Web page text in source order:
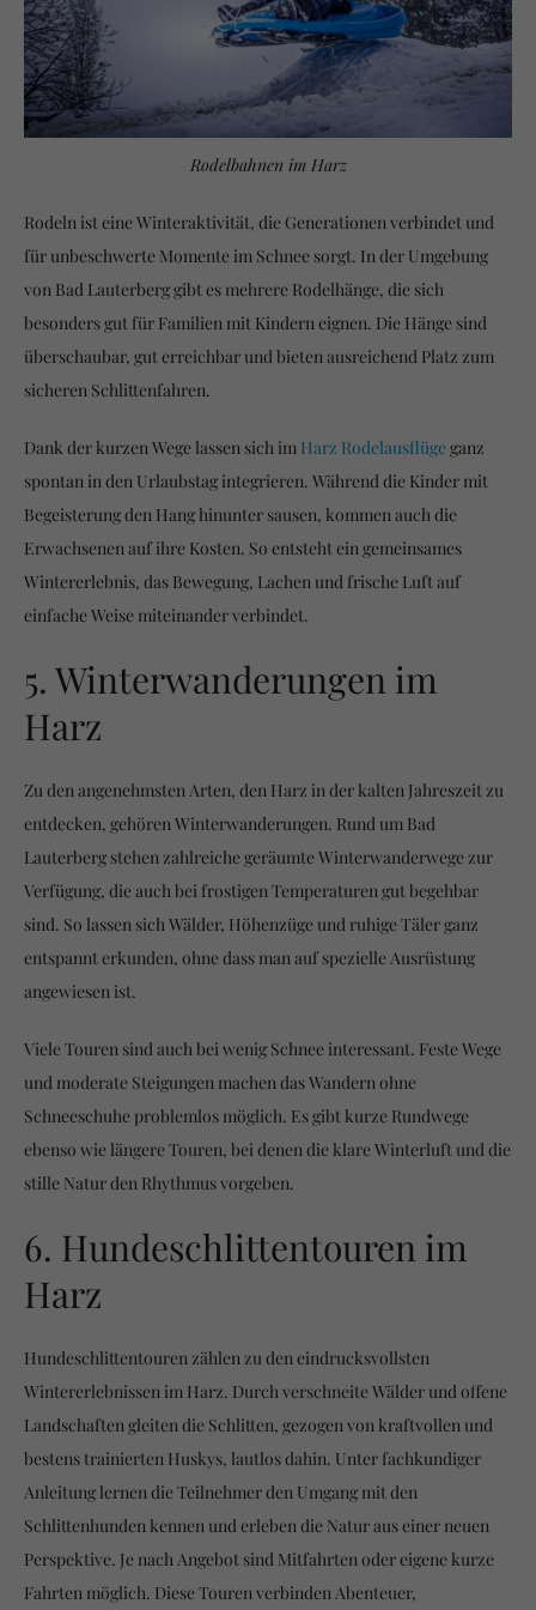
Rodelbahnen im Harz
Rodeln ist eine Winteraktivität, die Generationen verbindet und
für unbeschwerte Momente im Schnee sorgt. In der Umgebung
von Bad Lauterberg gibt es mehrere Rodelhänge, die sich
besonders gut für Familien mit Kindern eignen. Die Hänge sind
überschaubar, gut erreichbar und bieten ausreichend Platz zum
sicheren Schlittenfahren.
Dank der kurzen Wege lassen sich im Harz Rodelausflügeganz
spontan in den Urlaubstag integrieren. Während die Kinder mit
Begeisterung den Hang hinunter sausen, kommen auch die
Erwachsenen auf ihre Kosten. So entsteht ein gemeinsames
Wintererlebnis, das Bewegung, Lachen und frische Luft auf
einfache Weise miteinander verbindet.
5. Winterwanderungen im
Harz
Zu den angenehmsten Arten, den Harz in der kalten Jahreszeit zu
entdecken, gehören Winterwanderungen. Rund um Bad
Lauterberg stehen zahlreiche geräumte Winterwanderwege zur
Verfügung, die auch bei frostigen Temperaturen gut begehbar
sind. So lassen sich Wälder, Höhenzüge und ruhige Täler ganz
entspannt erkunden, ohne dass man auf spezielle Ausrüstung
angewiesen ist.
Viele Touren sind auch bei wenig Schnee interessant. Feste Wege
und moderate Steigungen machen das Wandern ohne
Schneeschuhe problemlos möglich. Es gibt kurze Rundwege
ebenso wie längere Touren, bei denen die klare Winterluft und die
stille Natur den Rhythmus vorgeben.
6. Hundeschlittentouren im
Harz
Hundeschlittentouren zählen zu den eindrucksvollsten
Wintererlebnissen im Harz. Durch verschneite Wälder und offene
Landschaften gleiten die Schlitten, gezogen von kraftvollen und
bestens trainierten Huskys, lautlos dahin. Unter fachkundiger
Anleitung lernen die Teilnehmer den Umgang mit den
Schlittenhunden kennen und erleben die Natur aus einer neuen
Perspektive. Je nach Angebot sind Mitfahrten oder eigene kurze
Fahrten möglich. Diese Touren verbinden Abenteuer,